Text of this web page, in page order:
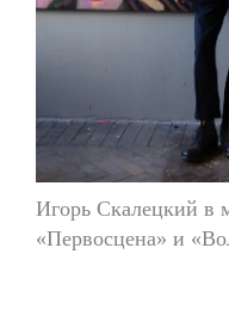
Игорь Скалецкий в
«Первосцена» и